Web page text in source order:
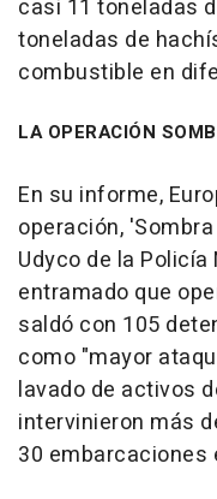
casi 11 toneladas
toneladas de
combustible en
LA OPERACIÓN
En su informe,
operación,
Udyco de la
entramado que
saldó con 105
como "mayor
lavado de activos
intervinieron más
30 embarcaciones